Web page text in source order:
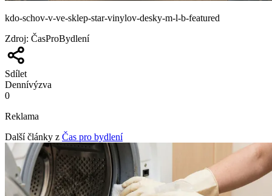
kdo-schov-v-ve-sklep-star-vinylov-desky-m-l-b-featured
Zdroj: ČasProBydlení
Sdílet
Dennívýzva
0
Reklama
Další články z Čas pro bydlení